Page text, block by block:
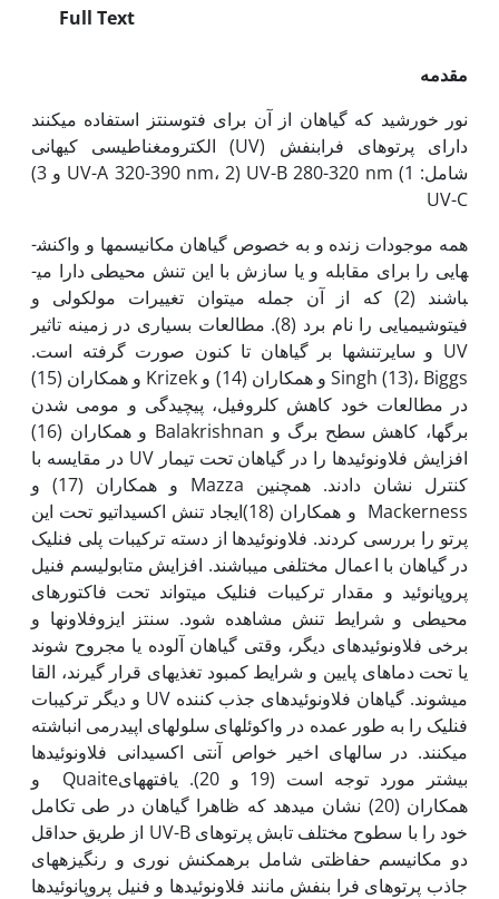
Full Text
مقدمه
نور خورشید که گیاهان از آن برای فتوسنتز استفاده می­کنند
دارای پرتوهای فرابنفش (UV) الکترومغناطیسی کیهانی
شامل: 1) UV-A 320-390 nm، 2) UV-B 280-320 nm و 3)
UV-C
همه موجودات زنده و به خصوص گیاهان مکانیسم­ها و واکنش­
هایی را برای مقابله و یا سازش با این تنش محیطی دارا می­
باشند (2) که از آن جمله می­توان تغییرات مولکولی و
فیتوشیمیایی را نام برد (8). مطالعات بسیاری در زمینه تاثیر
UV و سایرتنش­ها بر گیاهان تا کنون صورت گرفته است.
Singh (13)، Biggs و همکاران (14) و Krizek و همکاران (15)
در مطالعات خود کاهش کلروفیل، پیچیدگی و مومی شدن
برگ­ها، کاهش سطح برگ و Balakrishnan و همکاران (16)
افزایش فلاونوئیدها را در گیاهان تحت تیمار UV در مقایسه با
کنترل نشان دادند. همچنین Mazza و همکاران (17) و
Mackerness
و همکاران (18)ایجاد تنش اکسیداتیو تحت این
پرتو را بررسی کردند. فلاونوئیدها از دسته ترکیبات پلی فنلیک
در گیاهان با اعمال مختلفی می­باشند. افزایش متابولیسم فنیل
پروپانوئید و مقدار ترکیبات فنلیک می­تواند تحت فاکتورهای
محیطی و شرایط تنش مشاهده شود. سنتز ایزوفلاون­ها و
برخی فلاونوئید­های دیگر، وقتی گیاهان آلوده یا مجروح شوند
یا تحت دماهای پایین و شرایط کمبود تغذیه­ای قرار گیرند، القا
می­شوند. گیاهان فلاونوئیدهای جذب کننده UV و دیگر ترکیبات
فنلیک را به طور عمده در واکوئل­های سلول­های اپیدرمی انباشته
می‏کنند. در سال­های اخیر خواص آنتی اکسیدانی فلاونوئیدها
بیشتر مورد توجه است (19 و 20). یافته­هایQuaite و
همکاران (20) نشان می­دهد که ظاهرا گیاهان در طی تکامل
خود را با سطوح مختلف تابش پرتوهای UV-B از طریق حداقل
دو مکانیسم حفاظتی شامل برهم­کنش نوری و رنگیزه­های
جاذب پرتوهای فرا بنفش مانند فلاونوئیدها و فنیل پروپانوئیدها